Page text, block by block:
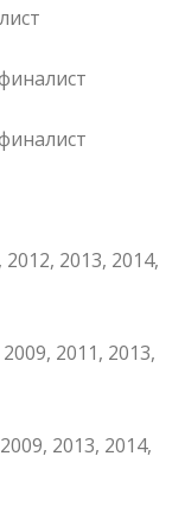
2013, 2014,
2011, 2013,
2013, 2014,